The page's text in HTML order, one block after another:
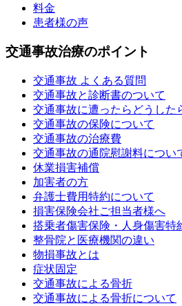
料金
患者様の声
交通事故治療のポイント
交通事故 よくある質問
交通事故と診断書のついて
交通事故に遭ったらどうした
交通事故の保険について
交通事故の治療費
交通事故の通院慰謝料につい
休業損害補償
加害者の方
弁護士費用特約について
損害保険会社ご担当者様へ
搭乗者傷害保険・人身傷害特
整骨院と医療機関の違い
物損事故とは
症状固定
交通事故による骨折
交通事故による骨折について